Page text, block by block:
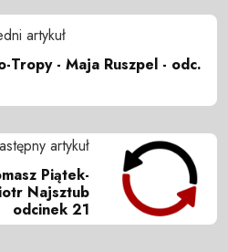
artykuł
Tropy - Maja Ruszpel - odc.
artykuł
Piątek-
Najsztub
odcinek 21